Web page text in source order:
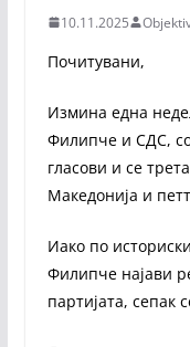
10.11.2025
Почитувани,
Измина една
Филипче и СДС,
гласови и се
Македонија и
Иако по
Филипче најави
партијата, сепак